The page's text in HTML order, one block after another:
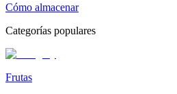
Cómo almacenar
Categorías populares
Frutas